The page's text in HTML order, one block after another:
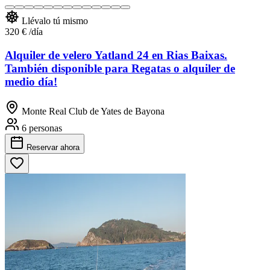
Llévalo tú mismo
320 € /día
Alquiler de velero Yatland 24 en Rias Baixas.
También disponible para Regatas o alquiler de
medio día!
Monte Real Club de Yates de Bayona
6 personas
Reservar ahora